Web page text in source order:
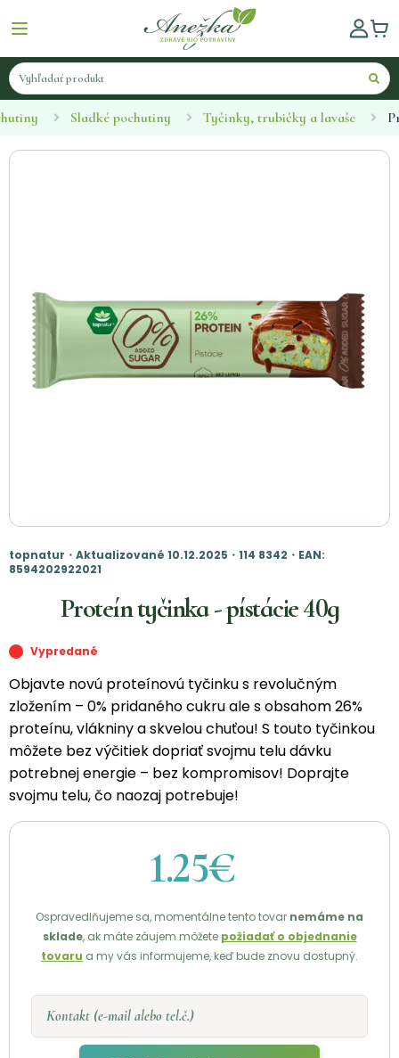
Sladké pochutiny Tyčinky, trubičky a lavaše
topnatur・Aktualizované 10.12.2025・114 8342・EAN:
8594202922021
Proteín tyčinka - pístácie 40g
Vypredané
Objavte novú proteínovú tyčinku s revolučným
zložením – 0% pridaného cukru ale s obsahom 26%
proteínu, vlákniny a skvelou chuťou! S touto tyčinkou
môžete bez výčitiek dopriať svojmu telu dávku
potrebnej energie – bez kompromisov! Doprajte
svojmu telu, čo naozaj potrebuje!
1.25€
Ospravedlňujeme sa, momentálne tento tovar nemáme na
sklade, ak máte záujem môžete požiadať o objednanie
tovaru a my vás informujeme, keď bude znovu dostupný.
Kontakt (e-mail alebo tel.č.)